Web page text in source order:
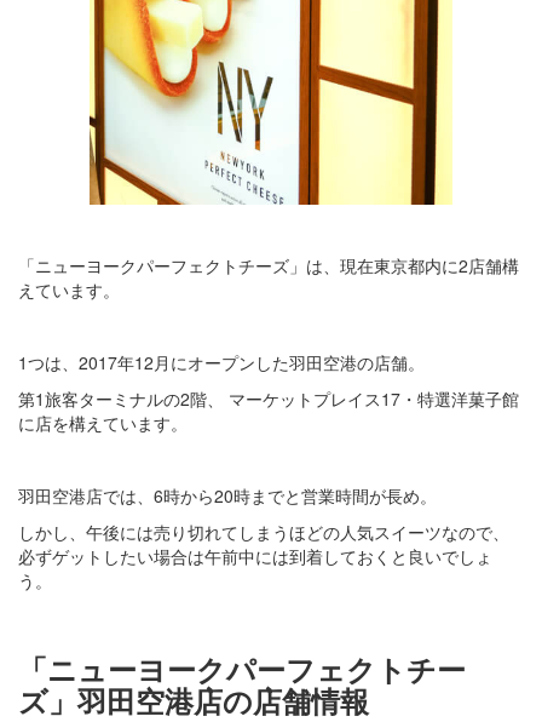
「ニューヨークパーフェクトチーズ」は、現在東京都内に2店舗構
えています。
1つは、2017年12月にオープンした羽田空港の店舗。
第1旅客ターミナルの2階、 マーケットプレイス17・特選洋菓子館
に店を構えています。
羽田空港店では、6時から20時までと営業時間が長め。
しかし、午後には売り切れてしまうほどの人気スイーツなので、
必ずゲットしたい場合は午前中には到着しておくと良いでしょ
う。
「ニューヨークパーフェクトチー
ズ」羽田空港店の店舗情報